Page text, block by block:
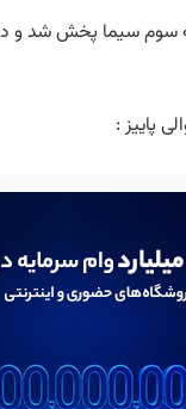
سوم سیما پخش شد و
پاییز :